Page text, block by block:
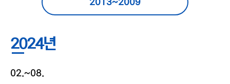
2024년
02.~08.